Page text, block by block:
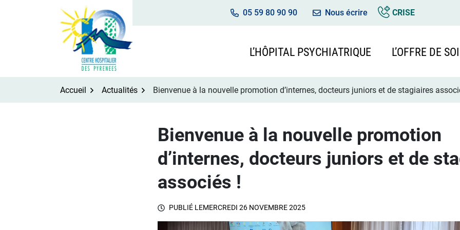
05 59 80 90 90 Nous écrire CRISE
L’HÔPITAL PSYCHIATRIQUE L’OFFRE DE
Accueil Actualités Bienvenue à la nouvelle promotion d’internes, docteurs juniors et de stagiaires
Bienvenue à la nouvelle promotion
d’internes, docteurs juniors et de
associés !
PUBLIÉ LEMERCREDI 26 NOVEMBRE 2025